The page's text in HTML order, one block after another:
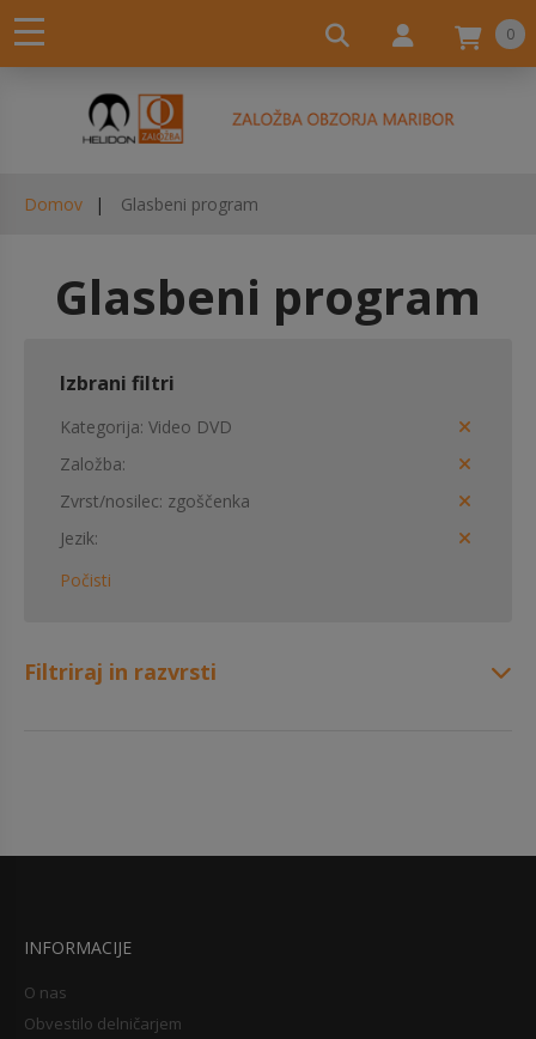
0
Domov Glasbeni program
Glasbeni program
Izbrani filtri
Kategorija Video DVD
Založba
Zvrst/nosilec zgoščenka
Jezik
Počisti
Filtriraj in razvrsti
INFORMACIJE
O nas
Obvestilo delničarjem